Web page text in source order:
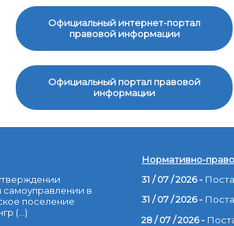
Официальный интернет-портал
правовой информации
Официальный портал правовой
информации
в
поселение
(...)
Нормативно-
31 / 07 / 2026 -
31 / 07 / 2026 -
28 / 07 / 2026 -